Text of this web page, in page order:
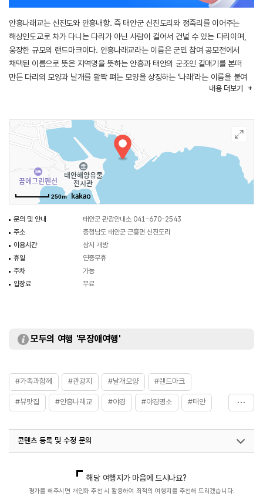
안흥나래교는 신진도와 안흥내항. 즉 태안군 신진도리와 정죽리를 이어주는
해상인도교로 차가 다니는 다리가 아닌 사람이 걸어서 건널 수 있는 다리이며,
웅장한 규모의 랜드마크이다. 안흥나래교라는 이름은 군민 참여 공모전에서
채택된 이름으로 뜻은 지역명을 뜻하는 안흥과 태안의 군조인 갈매기를 본떠
만든 다리의 모양과 날개를 활짝 펴는 모양을 상징하는 ‘나래’라는 이름을 붙여
만든 아름다운 이름이다. 안흥나래교를 건너가면서 태안해양유물전시관과
아름답기로 유명하여 태안 여행 시 방문해 사진찍기 좋은 명소이다.
내용 더보기
250m
문의 및 안내
태안군 관광안내소 041-670-2543
주소
충청남도 태안군 근흥면 신진도리
이용시간
상시 개방
휴일
연중무휴
주차
가능
입장료
무료
모두의 여행 '무장애여행'
#가족과함께 #관광지 #날개모양 #랜드마크
#뷰맛집 #안흥나래교 #야경 #야경명소 #태안
콘텐츠 등록 및 수정 문의
해당 여행지가 마음에 드시나요?
평가를 해주시면 개인화 추천 시 활용하여 최적의 여행지를 추천해 드리겠습니다.